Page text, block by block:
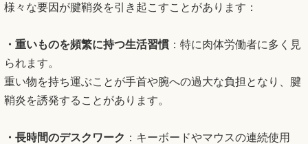
様々な要因が腱鞘炎を引き起こすことがあります：
・重いものを頻繁に持つ生活習慣 ：特に肉体労働者に多く見
られます。
重い物を持ち運ぶことが手首や腕への過大な負担となり、腱
鞘炎を誘発することがあります。
・長時間のデスクワーク ：キーボードやマウスの連続使用